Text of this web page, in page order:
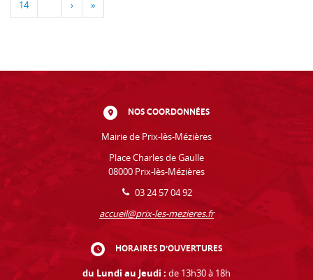
14 … › »
NOS COORDONNÉES
Mairie de Prix-lès-Mézières
Place Charles de Gaulle
08000 Prix-lès-Mézières
03 24 57 04 92
accueil@prix-les-mezieres.fr
HORAIRES D'OUVERTURES
du Lundi au Jeudi : de 13h30 à 18h